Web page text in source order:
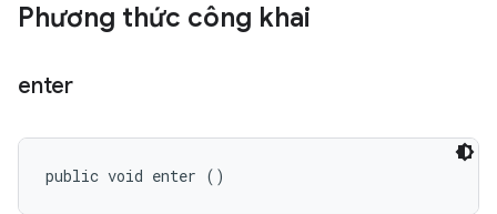
Phương thức công khai
enter
public void enter ()